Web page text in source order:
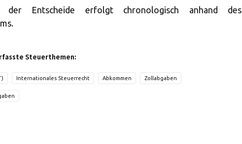
der Entscheide erfolgt chronologisch anhand des
Steuerthemen:
Internationales Steuerrecht Abkommen Zollabgaben